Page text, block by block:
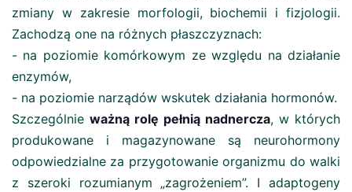
zmiany w zakresie morfologii, biochemii i fizjologii.
Zachodzą one na różnych płaszczyznach:
- na poziomie komórkowym ze względu na działanie
enzymów,
- na poziomie narządów wskutek działania hormonów.
Szczególnie ważną rolę pełnią nadnercza, w których
produkowane i magazynowane są neurohormony
odpowiedzialne za przygotowanie organizmu do walki
z szeroki rozumianym „zagrożeniem”. I adaptogeny